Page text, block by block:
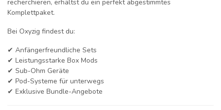
recherchieren, erhältst du ein perfekt abgestimmtes
Komplettpaket.
Bei Oxyzig findest du:
✔ Anfängerfreundliche Sets
✔ Leistungsstarke Box Mods
✔ Sub-Ohm Geräte
✔ Pod-Systeme für unterwegs
✔ Exklusive Bundle-Angebote